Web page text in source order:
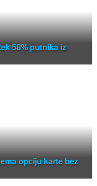
58% putnika iz
opciju karte bez